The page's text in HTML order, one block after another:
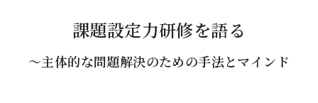
課題設定力研修を語る
～主体的な問題解決のための手法とマインド